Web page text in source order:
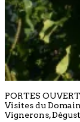
PORTES
Visites du
Vignerons,